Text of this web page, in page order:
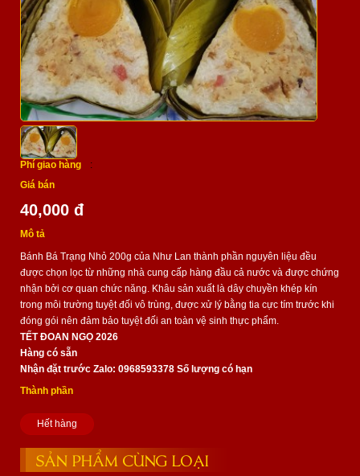
Phí giao hàng
:
Giá bán
40,000 đ
Mô tả
Bánh Bá Trạng Nhỏ 200g của Như Lan thành phần nguyên liệu đều
được chọn lọc từ những nhà cung cấp hàng đầu cả nước và được chứng
nhận bởi cơ quan chức năng. Khâu sản xuất là dây chuyền khép kín
trong môi trường tuyệt đối vô trùng, được xử lý bằng tia cực tím trước khi
đóng gói nên đảm bảo tuyệt đối an toàn vệ sinh thực phẩm.
TẾT ĐOAN NGỌ 2026
Hàng có sẵn
Nhận đặt trước Zalo: 0968593378 Số lượng có hạn
Thành phần
Hết hàng
SẢN PHẨM CÙNG LOẠI